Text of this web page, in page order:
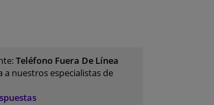
Teléfono Fuera De Línea
a nuestros especialistas de